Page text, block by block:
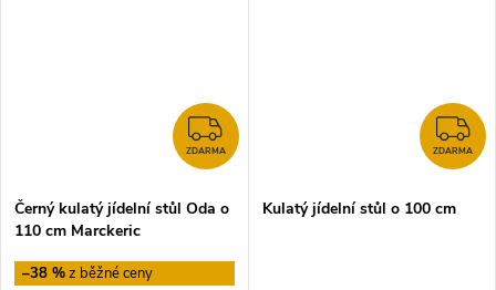
ZDARMA
ZDARMA
Černý kulatý jídelní stůl Oda o
110 cm Marckeric
–38 %
ZDARMA
Kulatý jídelní stůl o 100 cm